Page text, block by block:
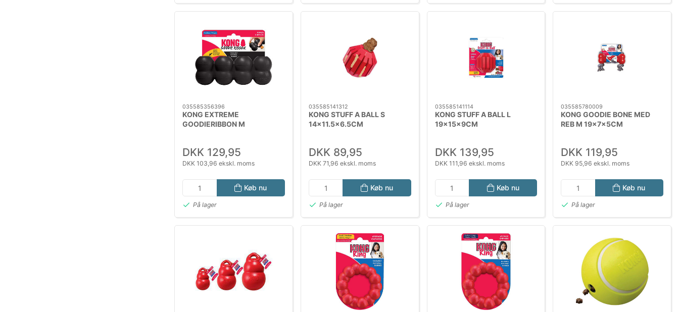
035585356396
KONG EXTREME
GOODIERIBBON M
DKK 129,95
DKK 103,96 ekskl. moms
Køb nu
På lager
035585141312
KONG STUFF A BALL S
14x11.5x6.5CM
DKK 89,95
DKK 71,96 ekskl. moms
Køb nu
På lager
035585141114
KONG STUFF A BALL L
19x15x9CM
DKK 139,95
DKK 111,96 ekskl. moms
Køb nu
På lager
035585780009
KONG GOODIE BONE MED
REB M 19x7x5CM
DKK 119,95
DKK 95,96 ekskl. moms
Køb nu
På lager